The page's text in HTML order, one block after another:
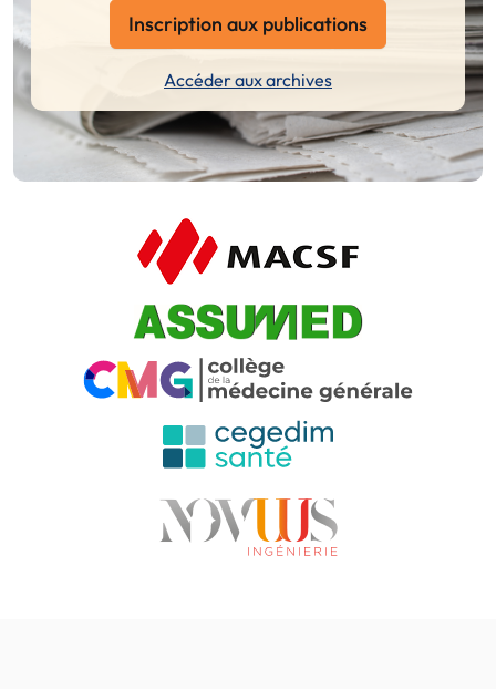
Inscription aux publications
Accéder aux archives